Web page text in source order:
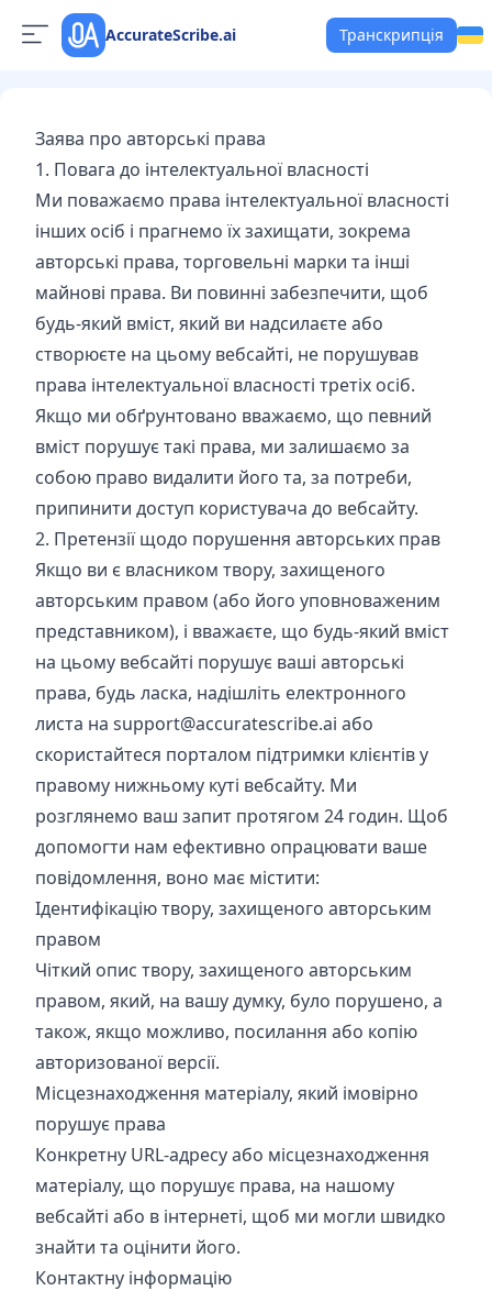
AccurateScribe.ai Транскрипція
Заява про авторські права
1. Повага до інтелектуальної власності
Ми поважаємо права інтелектуальної власності
інших осіб і прагнемо їх захищати, зокрема
авторські права, торговельні марки та інші
майнові права. Ви повинні забезпечити, щоб
будь-який вміст, який ви надсилаєте або
створюєте на цьому вебсайті, не порушував
права інтелектуальної власності третіх осіб.
Якщо ми обґрунтовано вважаємо, що певний
вміст порушує такі права, ми залишаємо за
собою право видалити його та, за потреби,
припинити доступ користувача до вебсайту.
2. Претензії щодо порушення авторських прав
Якщо ви є власником твору, захищеного
авторським правом (або його уповноваженим
представником), і вважаєте, що будь-який вміст
на цьому вебсайті порушує ваші авторські
права, будь ласка, надішліть електронного
листа на support@accuratescribe.ai або
скористайтеся порталом підтримки клієнтів у
правому нижньому куті вебсайту. Ми
розглянемо ваш запит протягом 24 годин. Щоб
допомогти нам ефективно опрацювати ваше
повідомлення, воно має містити:
Ідентифікацію твору, захищеного авторським
правом
Чіткий опис твору, захищеного авторським
правом, який, на вашу думку, було порушено, а
також, якщо можливо, посилання або копію
авторизованої версії.
Місцезнаходження матеріалу, який імовірно
порушує права
Конкретну URL-адресу або місцезнаходження
матеріалу, що порушує права, на нашому
вебсайті або в інтернеті, щоб ми могли швидко
знайти та оцінити його.
Контактну інформацію